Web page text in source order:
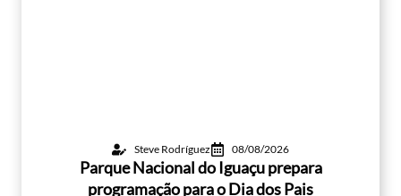
Steve Rodríguez 08/08/2026
Parque Nacional do Iguaçu prepara
programação para o Dia dos Pais